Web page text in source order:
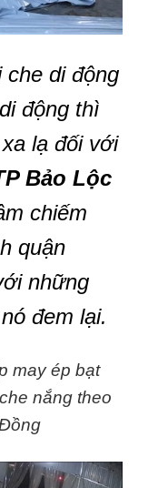
che di động
động thì
lạ đối với
Bảo Lộc
chiếm
quận
những
đem lại.
may ép bạt
nắng theo